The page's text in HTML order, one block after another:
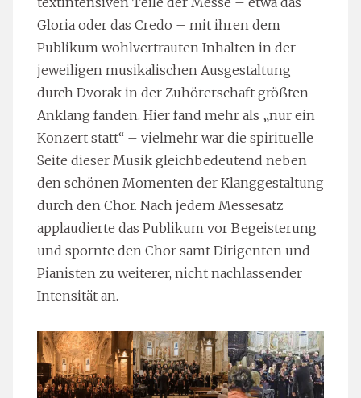
Gloria oder das Credo – mit ihren dem
Publikum wohlvertrauten Inhalten in der
jeweiligen musikalischen Ausgestaltung
durch Dvorak in der Zuhörerschaft größten
Anklang fanden. Hier fand mehr als „nur ein
Konzert statt“ – vielmehr war die spirituelle
Seite dieser Musik gleichbedeutend neben
den schönen Momenten der Klanggestaltung
durch den Chor. Nach jedem Messesatz
applaudierte das Publikum vor Begeisterung
und spornte den Chor samt Dirigenten und
Pianisten zu weiterer, nicht nachlassender
Intensität an.